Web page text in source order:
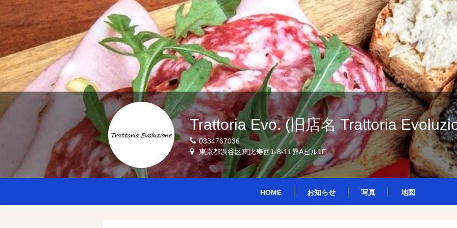
Trattoria Evo. (旧店名 Trattoria
0334767036
東京都渋谷区恵比寿西1-8-11昴Aビル1F
HOME お知らせ 写真 地図